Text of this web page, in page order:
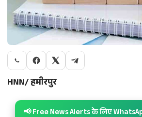
HNN/ हमीरपुर
📢 Free News Alerts के लिए